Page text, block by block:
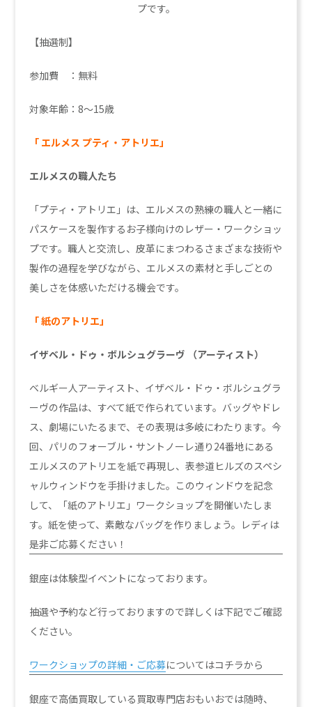
プです。
【抽選制】
参加費 ：無料
対象年齢：8～15歳
「 エルメス プティ・アトリエ」
エルメスの職人たち
「プティ・アトリエ」は、エルメスの熟練の職人と一緒に
パスケースを製作するお子様向けのレザー・ワークショッ
プです。職人と交流し、皮革にまつわるさまざまな技術や
製作の過程を学びながら、エルメスの素材と手しごとの
美しさを体感いただける機会です。
「 紙のアトリエ」
イザベル・ドゥ・ボルシュグラーヴ （アーティスト）
ベルギー人アーティスト、イザベル・ドゥ・ボルシュグラ
ーヴの作品は、すべて紙で作られています。バッグやドレ
ス、劇場にいたるまで、その表現は多岐にわたります。今
回、パリのフォーブル・サントノーレ通り24番地にある
エルメスのアトリエを紙で再現し、表参道ヒルズのスペシ
ャルウィンドウを手掛けました。このウィンドウを記念
して、「紙のアトリエ」ワークショップを開催いたしま
す。紙を使って、素敵なバッグを作りましょう。レディは
是非ご応募ください！
銀座は体験型イベントになっております。
抽選や予約など行っておりますので詳しくは下記でご確認
ください。
ワークショップの詳細・ご応募についてはコチラから
銀座で高価買取している買取専門店おもいおでは随時、